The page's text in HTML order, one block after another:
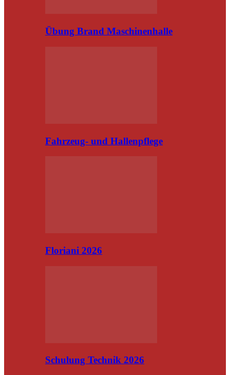
Übung Brand Maschinenhalle
Fahrzeug- und Hallenpflege
Floriani 2026
Schulung Technik 2026